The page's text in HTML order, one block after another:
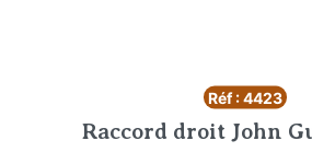
Réf : 4423
Raccord droit John